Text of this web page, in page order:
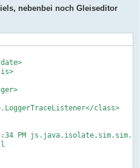
nebenbei noch Gleiseditor
class>
PM